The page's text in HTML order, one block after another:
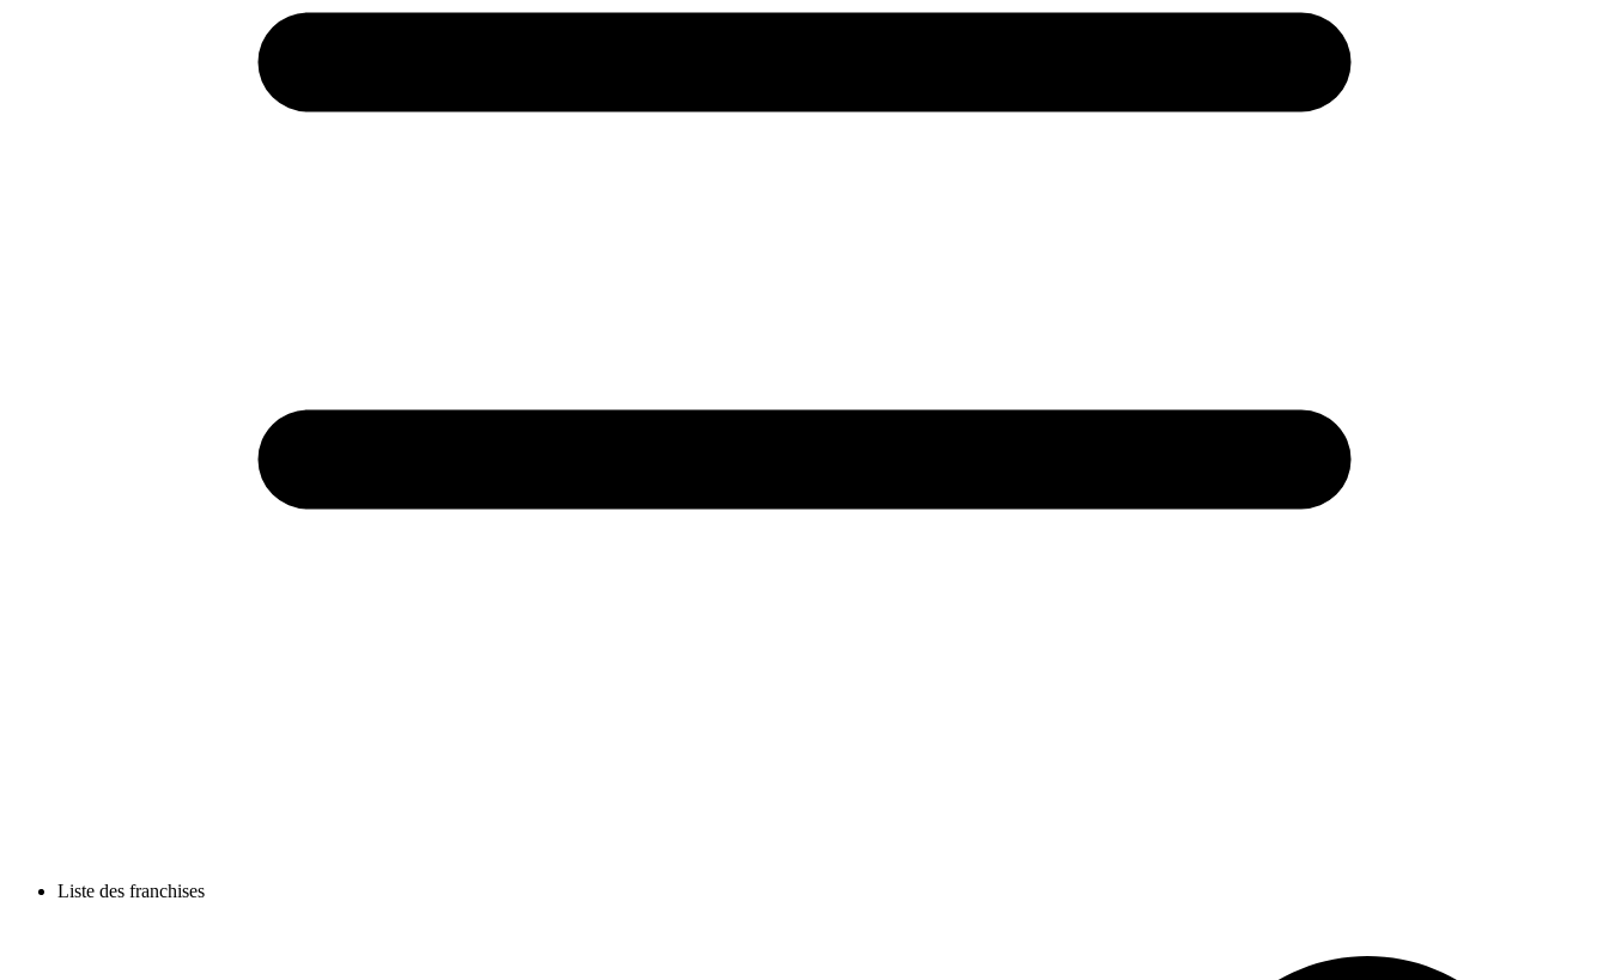
Liste des franchises